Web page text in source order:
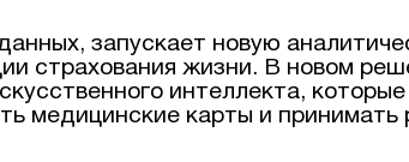
запускает новую
страхования жизни. В новом
интеллекта,
медицинские карты и принимать